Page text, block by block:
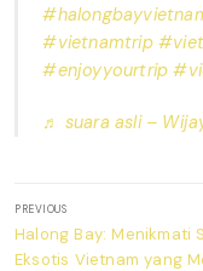
#vietnamtrip
#enjoyyourtrip
♬ suara asli –
navigation
PREVIOUS
Previous
post:
Halong Bay: Menikmati
Eksotis Vietnam yang